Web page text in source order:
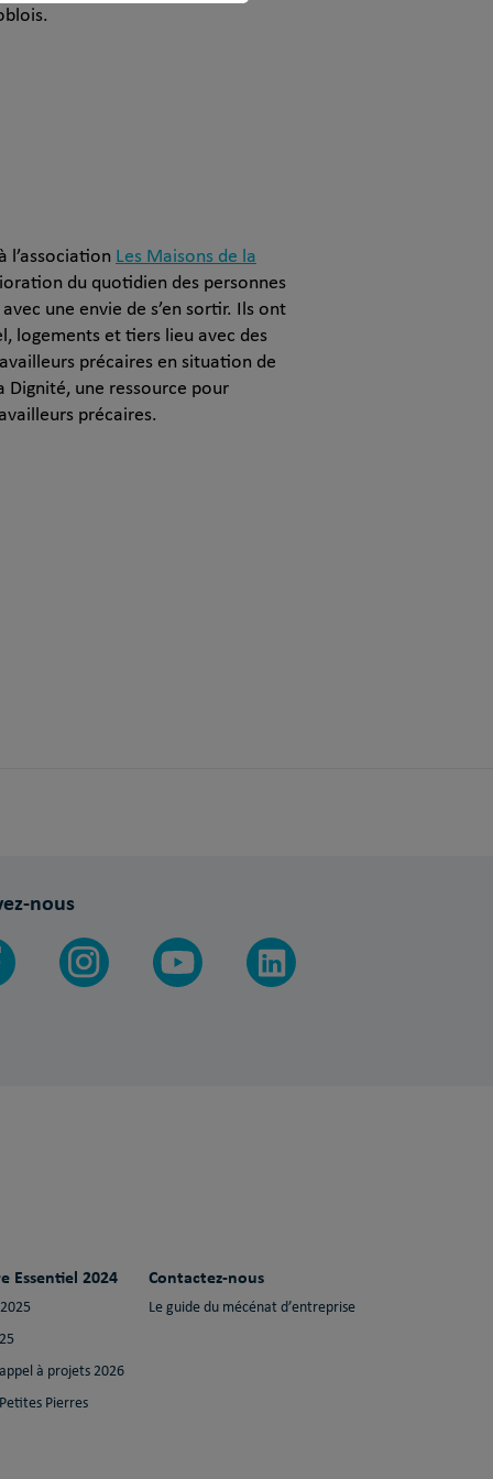
l’association Les Maisons de la
du quotidien des personnes
une envie de s’en sortir. Ils ont
logements et tiers lieu avec des
précaires en situation de
Dignité, une ressource pour
précaires.
nous
Essentiel 2024
à projets 2026
Pierres
Contactez-nous
Le guide du mécénat d’entreprise